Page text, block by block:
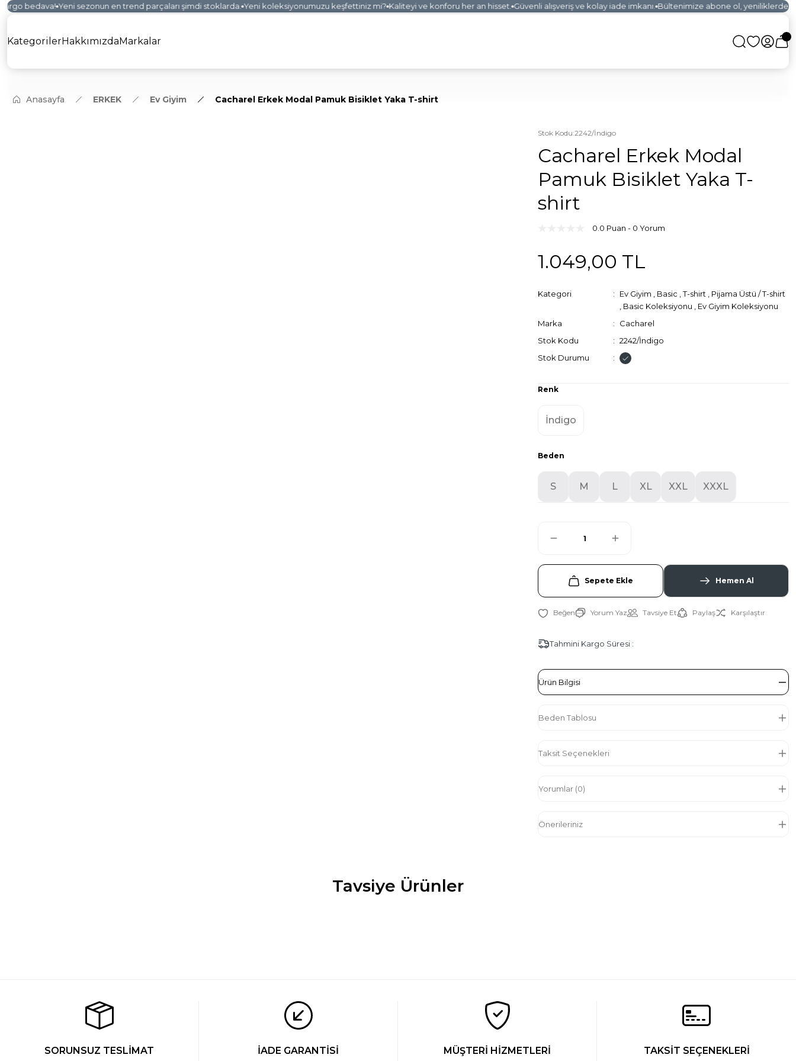
bedava! Yeni sezonun en trend parçaları şimdi stoklarda. Yeni koleksiyonumuzu keşfettiniz mi? Kaliteyi ve konforu her an hisset. Güvenli alışveriş ve kolay iade imkanı. Bültenimize abone ol, yeniliklerden ilk
KategorilerHakkımızdaMarkalar
Anasayfa ERKEK Ev Giyim Cacharel Erkek Modal Pamuk Bisiklet Yaka T-shirt
Stok Kodu:2242/İndigo
Cacharel Erkek Modal
Pamuk Bisiklet Yaka T-
shirt
0.0 Puan - 0 Yorum
1.049,00 TL
Kategori Ev Giyim Basic ,T-shirt
Pijama Üstü / T-shirt
Basic Koleksiyonu
Ev Giyim Koleksiyonu
Marka
Cacharel
Stok Kodu
2242/İndigo
Stok Durumu
Renk
İndigo
Beden
S M L XL XXL XXXL
Sepete Ekle Hemen Al
Yorum Yaz Tavsiye Et Paylaş Karşılaştır
Tahmini Kargo Süresi :
Ürün Bilgisi
Beden Tablosu
Taksit Seçenekleri
Yorumlar (0)
Önerileriniz
Tavsiye Ürünler
SORUNSUZ TESLİMAT İADE GARANTİSİ MÜŞTERİ HİZMETLERİ TAKSİT SEÇENEKLERİ